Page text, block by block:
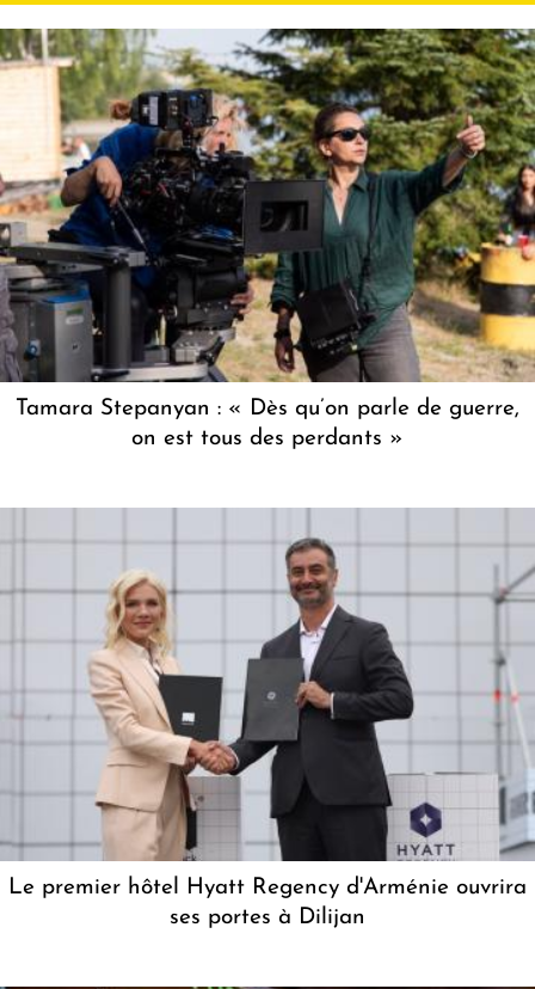
Tamara Stepanyan : « Dès qu’on parle de guerre,
on est tous des perdants »
Le premier hôtel Hyatt Regency d'Arménie ouvrira
ses portes à Dilijan